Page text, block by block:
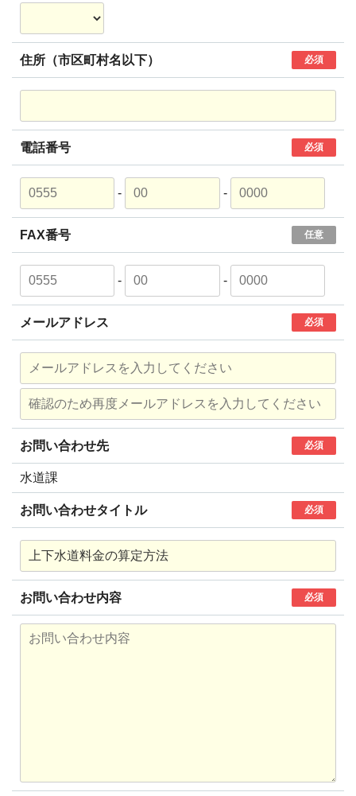
住所（市区町村名以下） 必須
電話番号 必須
- -
FAX番号 任意
- -
メールアドレス 必須
お問い合わせ先 必須
水道課
お問い合わせタイトル 必須
お問い合わせ内容 必須